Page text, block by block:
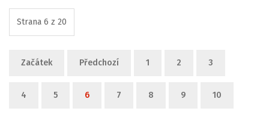
Strana 6 z 20
Začátek Předchozí 1 2 3
4 5 6 7 8 9 10